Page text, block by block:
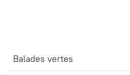
Balades vertes